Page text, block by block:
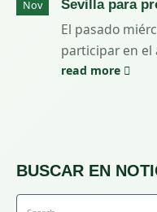
Nov
Sevilla para
El pasado
participar en el
read more
BUSCAR EN